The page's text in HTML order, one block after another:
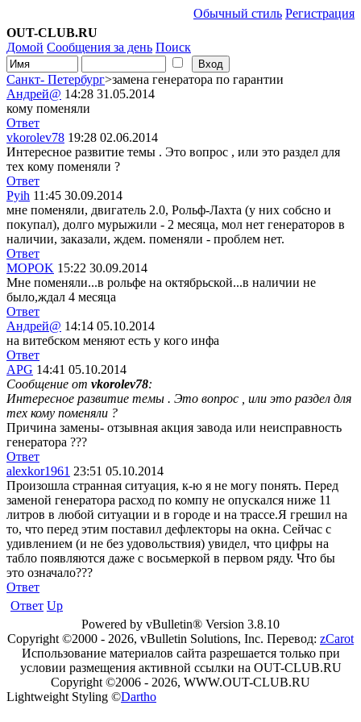
Обычный стиль Регистрация
OUT-CLUB.RU
Домой Сообщения за день Поиск
Санкт- Петербург>замена генератора по гарантии
Андрей@ 14:28 31.05.2014
кому поменяли
Ответ
vkorolev78 19:28 02.06.2014
Интересное развитие темы . Это вопрос , или это раздел для
тех кому поменяли ?
Ответ
Pyih 11:45 30.09.2014
мне поменяли, двигатель 2.0, Рольф-Лахта (у них собсно и
покупал), долго мурыжили - 2 месяца, мол нет генераторов в
наличии, заказали, ждем. поменяли - проблем нет.
Ответ
MOPOK 15:22 30.09.2014
Мне поменяли...в рольфе на октябрьской...в наличии не
было,ждал 4 месяца
Ответ
Андрей@ 14:14 05.10.2014
на витебском меняют есть у кого инфа
Ответ
APG 14:41 05.10.2014
Сообщение от vkorolev78:
Интересное развитие темы . Это вопрос , или это раздел для
тех кому поменяли ?
Причина замены- отзывная акция завода или неисправность
генератора ???
Ответ
alexkor1961 23:51 05.10.2014
Произошла странная ситуация, к-ю я не могу понять. Перед
заменой генератора расход по компу не опускался ниже 11
литров в любой ситуации и в городе и на трассе.Я грешил на
то, что перед этим поставил дефлекторы на окна. Сейчас с
удивлением (и не без удовольствия) увидел, что цифры на
табло появляются даже с восьмеркой в первом ряду. Что бы
это означало???
Ответ
Ответ Up
Powered by vBulletin® Version 3.8.10
Copyright ©2000 - 2026, vBulletin Solutions, Inc. Перевод: zCarot
Использование материалов сайта разрешается только при
условии размещения активной ссылки на OUT-CLUB.RU
Copyright ©2006 - 2026, WWW.OUT-CLUB.RU
Lightweight Styling ©Dartho